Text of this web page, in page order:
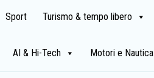
Sport Turismo & tempo libero
AI & Hi-Tech Motori e Nautica